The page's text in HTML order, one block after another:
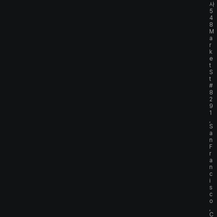
사
5
4
8
M
a
r
k
e
t
S
t
#
8
2
9
1
S
a
n
F
r
a
n
c
i
s
c
o
C